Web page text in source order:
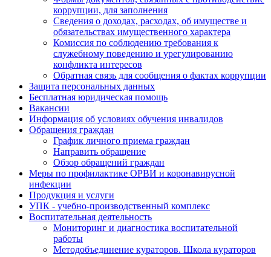
коррупции, для заполнения
Сведения о доходах, расходах, об имуществе и
обязательствах имущественного характера
Комиссия по соблюдению требования к
служебному поведению и урегулированию
конфликта интересов
Обратная связь для сообщения о фактах коррупции
Защита персональных данных
Бесплатная юридическая помощь
Вакансии
Информация об условиях обучения инвалидов
Обращения граждан
График личного приема граждан
Направить обращение
Обзор обращений граждан
Меры по профилактике ОРВИ и коронавирусной
инфекции
Продукция и услуги
УПК - учебно-производственный комплекс
Воспитательная деятельность
Мониторинг и диагностика воспитательной
работы
Методобъединение кураторов. Школа кураторов